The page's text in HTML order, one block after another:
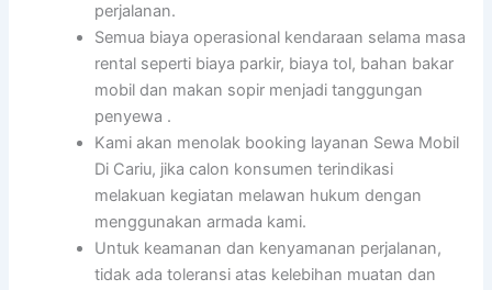
perjalanan.
Semua biaya operasional kendaraan selama masa
rental seperti biaya parkir, biaya tol, bahan bakar
mobil dan makan sopir menjadi tanggungan
penyewa .
Kami akan menolak booking layanan Sewa Mobil
Di Cariu, jika calon konsumen terindikasi
melakuan kegiatan melawan hukum dengan
menggunakan armada kami.
Untuk keamanan dan kenyamanan perjalanan,
tidak ada toleransi atas kelebihan muatan dan